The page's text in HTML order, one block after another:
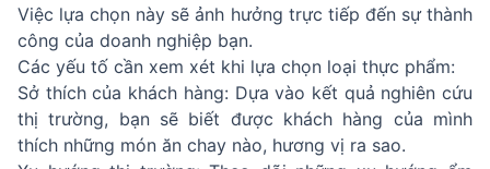
Việc lựa chọn này sẽ ảnh hưởng trực tiếp đến sự thành
công của doanh nghiệp bạn.
Các yếu tố cần xem xét khi lựa chọn loại thực phẩm:
Sở thích của khách hàng: Dựa vào kết quả nghiên cứu
thị trường, bạn sẽ biết được khách hàng của mình
thích những món ăn chay nào, hương vị ra sao.